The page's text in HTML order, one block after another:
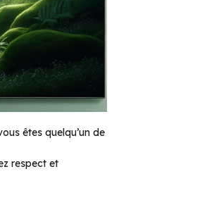
êtes quelqu’un de
respect et